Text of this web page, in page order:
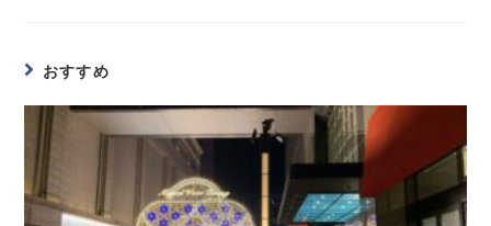
おすすめ